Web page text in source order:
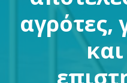
αγρότες,